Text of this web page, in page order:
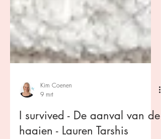
Kim Coenen